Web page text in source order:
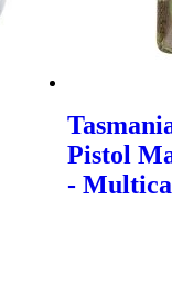
Pistol
-